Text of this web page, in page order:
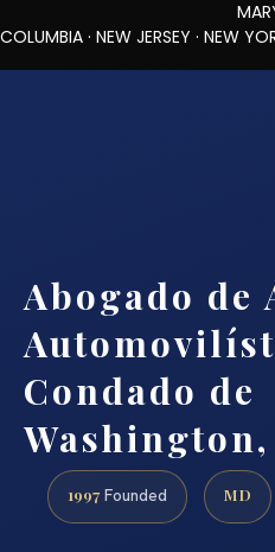
MARYLAND ·
COLUMBIA · NEW JERSEY · NEW
Abogado de
Condado de
Washington,
1997 Founded MD